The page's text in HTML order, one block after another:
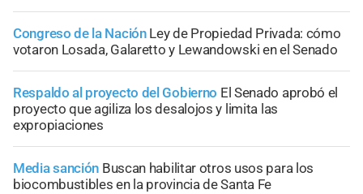
Congreso de la Nación Ley de Propiedad Privada: cómo
votaron Losada, Galaretto y Lewandowski en el Senado
Respaldo al proyecto del Gobierno El Senado aprobó el
proyecto que agiliza los desalojos y limita las
expropiaciones
Media sanción Buscan habilitar otros usos para los
biocombustibles en la provincia de Santa Fe